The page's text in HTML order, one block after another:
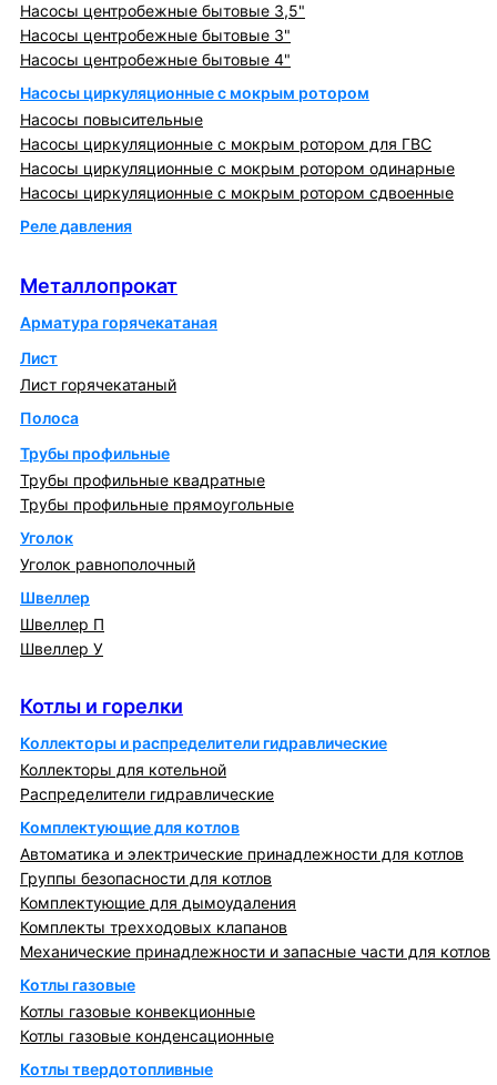
Насосы центробежные бытовые 3,5"
Насосы центробежные бытовые 3"
Насосы центробежные бытовые 4"
Насосы циркуляционные с мокрым ротором
Насосы повысительные
Насосы циркуляционные с мокрым ротором для ГВС
Насосы циркуляционные с мокрым ротором одинарные
Насосы циркуляционные с мокрым ротором сдвоенные
Реле давления
Металлопрокат
Арматура горячекатаная
Лист
Лист горячекатаный
Полоса
Трубы профильные
Трубы профильные квадратные
Трубы профильные прямоугольные
Уголок
Уголок равнополочный
Швеллер
Швеллер П
Швеллер У
Котлы и горелки
Коллекторы и распределители гидравлические
Коллекторы для котельной
Распределители гидравлические
Комплектующие для котлов
Автоматика и электрические принадлежности для котлов
Группы безопасности для котлов
Комплектующие для дымоудаления
Комплекты трехходовых клапанов
Механические принадлежности и запасные части для котлов
Котлы газовые
Котлы газовые конвекционные
Котлы газовые конденсационные
Котлы твердотопливные